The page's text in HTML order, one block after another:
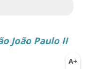
João Paulo II